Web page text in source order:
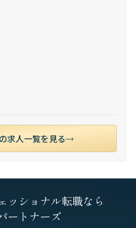
求人一覧を見る
ッショナル転職なら
ートナーズ